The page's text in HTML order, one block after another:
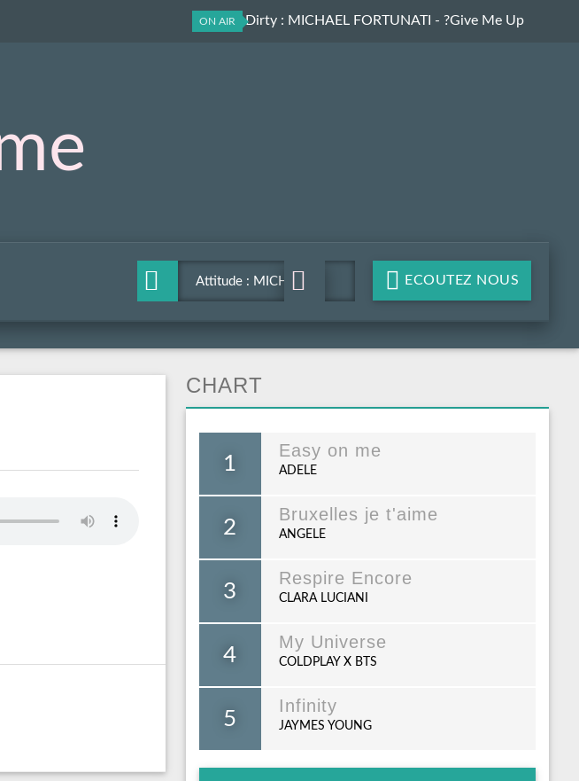
ON AIR
Classiks Dirty : MICHAEL FORTUNATI - ?Give Me Up
Attitude : MICHAEL
FORTUNATI - ?Give Me
ECOUTEZ NOUS
CHART
1
Easy on me
ADELE
2
Bruxelles je t'aime
ANGELE
3
Respire Encore
CLARA LUCIANI
4
My Universe
COLDPLAY X BTS
5
Infinity
JAYMES YOUNG